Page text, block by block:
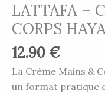
LATTAFA –
CORPS
12.90€
La Crème Mains &
un format pratique